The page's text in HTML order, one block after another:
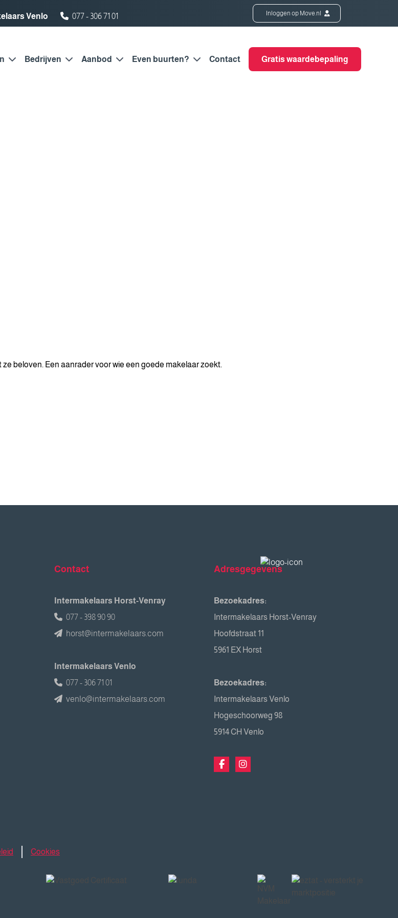
Venlo 077 - 306 71 01 Inloggen op Move.nl
Bedrijven Aanbod Even buurten? Contact Gratis waardebepaling
beloven. Een aanrader voor wie een goede makelaar zoekt.
Contact
Intermakelaars Horst-Venray
077 - 398 90 90
horst@intermakelaars.com
Intermakelaars Venlo
077 - 306 71 01
venlo@intermakelaars.com
Adresgegevens
Bezoekadres:
Intermakelaars Horst-Venray
Hoofdstraat 11
5961 EX Horst
Bezoekadres:
Intermakelaars Venlo
Hogeschoorweg 98
5914 CH Venlo
Cookies